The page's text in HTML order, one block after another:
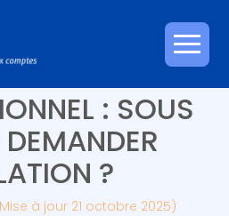
: SOUS
?
à jour 21 octobre 2025)